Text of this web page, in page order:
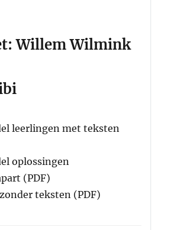
Willem Wilmink
leerlingen met teksten
oplossingen
(PDF)
teksten (PDF)